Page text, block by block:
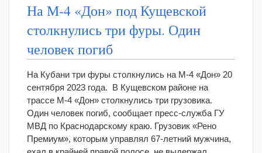
Кубани
мальчик
распылил
перцовый
в
школе
На М-4 «Дон» под Кущевской
столкнулись три фуры. Один
человек погиб
На Кубани три фуры столкнулись на М-4 «Дон» 20
сентября 2023 года. В Кущевском районе на
трассе М-4 «Дон» столкнулись три грузовика.
Один человек погиб, сообщает пресс-служба ГУ
МВД по Краснодарскому краю. Грузовик «Рено
Премиум», которым управлял 67-летний мужчина,